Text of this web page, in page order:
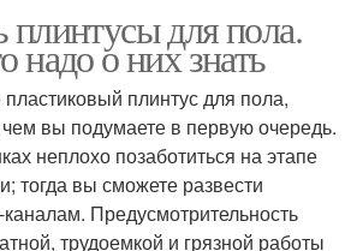
плинтусы для пола.
надо о них знать
плинтус для пола,
вы подумаете в первую очередь.
неплохо позаботиться на этапе
тогда вы сможете развести
Предусмотрительность
трудоемкой и грязной работы